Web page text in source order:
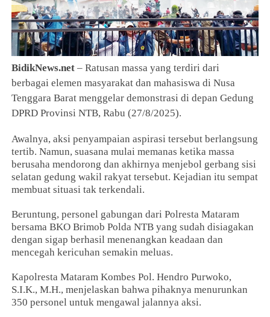
BidikNews.net – Ratusan massa yang terdiri dari
berbagai elemen masyarakat dan mahasiswa di Nusa
Tenggara Barat menggelar demonstrasi di depan Gedung
DPRD Provinsi NTB, Rabu (27/8/2025).
Awalnya, aksi penyampaian aspirasi tersebut berlangsung
tertib. Namun, suasana mulai memanas ketika massa
berusaha mendorong dan akhirnya menjebol gerbang sisi
selatan gedung wakil rakyat tersebut. Kejadian itu sempat
membuat situasi tak terkendali.
Beruntung, personel gabungan dari Polresta Mataram
bersama BKO Brimob Polda NTB yang sudah disiagakan
dengan sigap berhasil menenangkan keadaan dan
mencegah kericuhan semakin meluas.
Kapolresta Mataram Kombes Pol. Hendro Purwoko,
S.I.K., M.H., menjelaskan bahwa pihaknya menurunkan
350 personel untuk mengawal jalannya aksi.